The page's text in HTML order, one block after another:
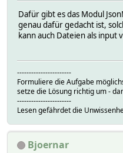
Dafür gibt es das Modul
genau dafür gedacht ist,
kann auch Dateien als input
-----------------------
Formuliere die Aufgabe
setze die Lösung richtig um -
-----------------------
Lesen gefährdet die
Bjoernar